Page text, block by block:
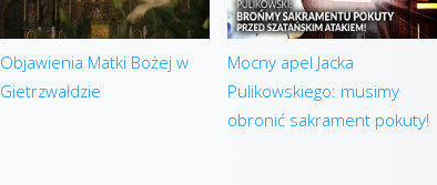
Objawienia Matki Bożej w
Gietrzwałdzie
Mocny apel Jacka
Pulikowskiego: musimy
obronić sakrament pokuty!